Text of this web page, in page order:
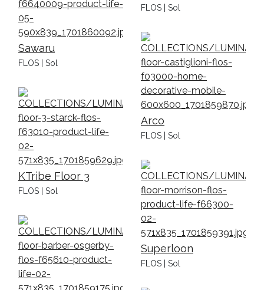
FLOS | Sol
Sawaru
FLOS | Sol
Arco
FLOS | Sol
KTribe Floor 3
FLOS | Sol
Superloon
FLOS | Sol